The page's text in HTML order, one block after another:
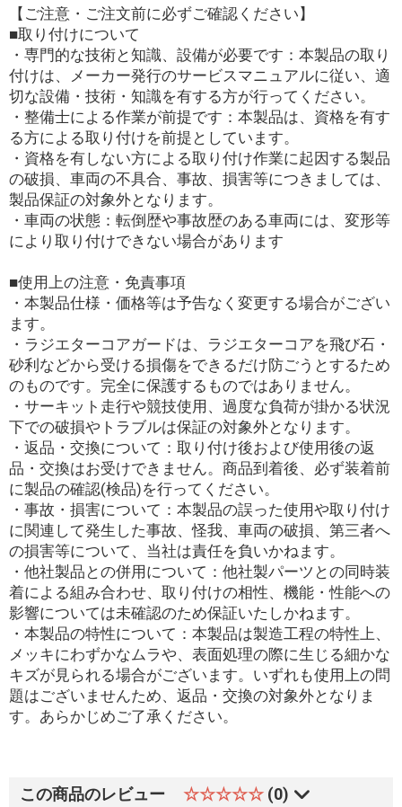
【ご注意・ご注文前に必ずご確認ください】
■取り付けについて
・専門的な技術と知識、設備が必要です：本製品の取り
付けは、メーカー発行のサービスマニュアルに従い、適
切な設備・技術・知識を有する方が行ってください。
・整備士による作業が前提です：本製品は、資格を有す
る方による取り付けを前提としています。
・資格を有しない方による取り付け作業に起因する製品
の破損、車両の不具合、事故、損害等につきましては、
製品保証の対象外となります。
・車両の状態：転倒歴や事故歴のある車両には、変形等
により取り付けできない場合があります
■使用上の注意・免責事項
・本製品仕様・価格等は予告なく変更する場合がござい
ます。
・ラジエターコアガードは、ラジエターコアを飛び石・
砂利などから受ける損傷をできるだけ防ごうとするため
のものです。完全に保護するものではありません。
・サーキット走行や競技使用、過度な負荷が掛かる状況
下での破損やトラブルは保証の対象外となります。
・返品・交換について：取り付け後および使用後の返
品・交換はお受けできません。商品到着後、必ず装着前
に製品の確認(検品)を行ってください。
・事故・損害について：本製品の誤った使用や取り付け
に関連して発生した事故、怪我、車両の破損、第三者へ
の損害等について、当社は責任を負いかねます。
・他社製品との併用について：他社製パーツとの同時装
着による組み合わせ、取り付けの相性、機能・性能への
影響については未確認のため保証いたしかねます。
・本製品の特性について：本製品は製造工程の特性上、
メッキにわずかなムラや、表面処理の際に生じる細かな
キズが見られる場合がございます。いずれも使用上の問
題はございませんため、返品・交換の対象外となりま
す。あらかじめご了承ください。
この商品のレビュー ☆☆☆☆☆ (0)